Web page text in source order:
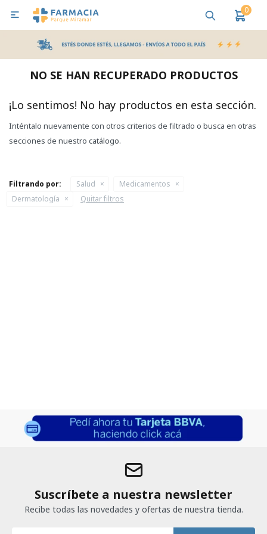
0

NO SE HAN RECUPERADO PRODUCTOS
¡Lo sentimos! No hay productos en esta sección.
Inténtalo nuevamente con otros criterios de filtrado o busca en otras
secciones de nuestro catálogo.
Filtrando por: Salud
Medicamentos
Dermatología
Quitar filtros
Suscríbete a nuestra newsletter
Recibe todas las novedades y ofertas de nuestra tienda.
MI CUENTA
Bebes y Maternidad Salud
Pañales y Toallitas
Lactancia y Nutrición
Higiene y Bienestar